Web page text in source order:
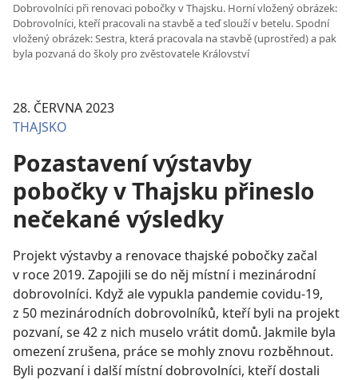
Dobrovolníci při renovaci pobočky v Thajsku. Horní vložený obrázek:
Dobrovolníci, kteří pracovali na stavbě a teď slouží v betelu. Spodní
vložený obrázek: Sestra, která pracovala na stavbě (uprostřed) a pak
byla pozvaná do školy pro zvěstovatele Království
28. ČERVNA 2023
THAJSKO
Pozastavení výstavby
pobočky v Thajsku přineslo
nečekané výsledky
Projekt výstavby a renovace thajské pobočky začal
v roce 2019. Zapojili se do něj místní i mezinárodní
dobrovolníci. Když ale vypukla pandemie covidu-19,
z 50 mezinárodních dobrovolníků, kteří byli na projekt
pozvaní, se 42 z nich muselo vrátit domů. Jakmile byla
omezení zrušena, práce se mohly znovu rozběhnout.
Byli pozvaní i další místní dobrovolníci, kteří dostali